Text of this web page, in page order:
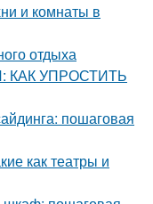
и комнаты в
отдыха
УПРОСТИТЬ
пошаговая
как театры и